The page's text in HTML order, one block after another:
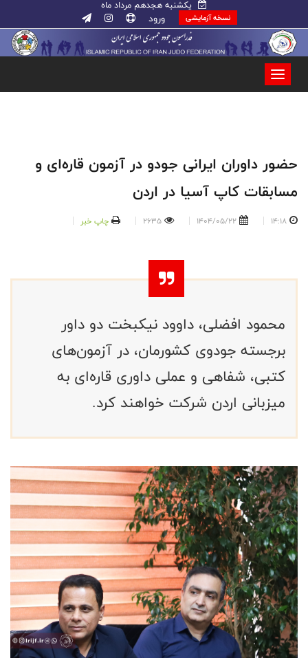
یکشنبه هجدهم مرداد ماه
نسخه آزمایشی ورود
حضور داوران ایرانی جودو در آزمون قاره‌ای و
مسابقات کاپ آسیا در اردن
14:18
1404/05/22
2635 چاپ خبر
محمود افضلی، داوود نیکبخت دو داور
برجسته جودوی کشورمان، در آزمون‌های
کتبی، شفاهی و عملی داوری قاره‌ای به
میزبانی اردن شرکت خواهند کرد.